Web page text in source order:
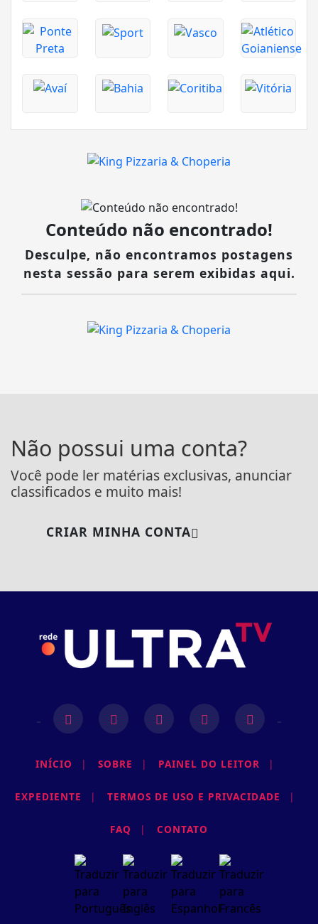
Conteúdo não encontrado!
Desculpe, não encontramos postagens
nesta sessão para serem exibidas aqui.
Não possui uma conta?
Você pode ler matérias exclusivas, anunciar
classificados e muito mais!
CRIAR MINHA CONTA
INÍCIO | SOBRE | PAINEL DO LEITOR |
EXPEDIENTE | TERMOS DE USO E PRIVACIDADE |
FAQ | CONTATO
Termos de Uso e Privacidade
Esse site utiliza cookies para melhorar sua
entendemos que você concorda com nossos Termos
de Uso e Privacidade.
PARA MAIS INFORMAÇÕES,
ACESSE NOSSOS TERMOS
CLICANDO AQUI